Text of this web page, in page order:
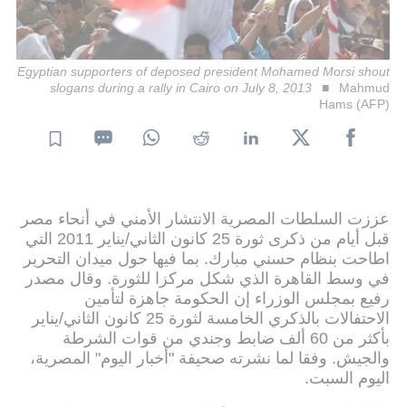
Egyptian supporters of deposed president Mohamed Morsi shout
slogans during a rally in Cairo on July 8, 2013
Mahmud
Hams (AFP)
عززت السلطات المصرية الانتشار الأمني في أنحاء مصر
قبل أيام من ذكرى ثورة 25 كانون الثاني/يناير 2011 التي
اطاحت بنظام حسني مبارك. بما فيها حول ميدان التحرير
في وسط القاهرة الذي شكل مركزا للثورة. وقال مصدر
رفيع بمجلس الوزراء إن الحكومة جاهزة لتأمين
الاحتفالات بالذكري الخامسة لثورة 25 كانون الثاني/يناير
بأكثر من 60 ألف ضابط وجندي من قوات الشرطة
والجيش. وفقا لما نشرته صحيفة "أخبار اليوم" المصرية،
اليوم السبت.